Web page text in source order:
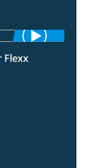
2:26
Flexx